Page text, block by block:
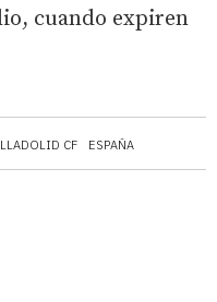
CF ESPAÑA
cuando expiren